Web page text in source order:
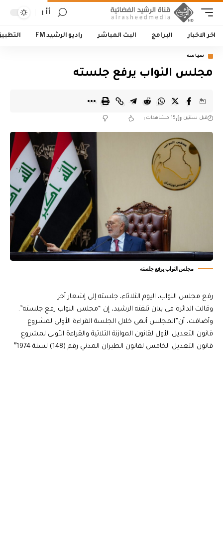
أأ
اخر الاخبار البرامج البث المباشر راديو الرشيد FM
سياسة
مجلس النواب يرفع جلسته
قبل سنتين 15 مشاهدات
مجلس النواب يرفع جلسته
رفع مجلس النواب، اليوم الثلاثاء، جلسته إلى إشعار آخر.
وقالت الدائرة في بيان تلقته الرشيد، إن “مجلس النواب رفع جلسته”.
وأضافت، أن”المجلس أنهى خلال الجلسة القراءة الأولى لمشروع
قانون التعديل الأول لقانون الموازنة الثلاثية والقراءة الأولى لمشروع
قانون التعديل الخامس لقانون الطيران المدني رقم (148) لسنة 1974″